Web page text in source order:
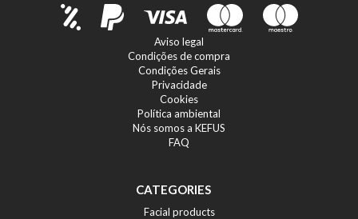
Aviso legal
Condições de compra
Condições Gerais
Privacidade
Cookies
Política ambiental
Nós somos a KEFUS
FAQ
CATEGORIES
Facial products